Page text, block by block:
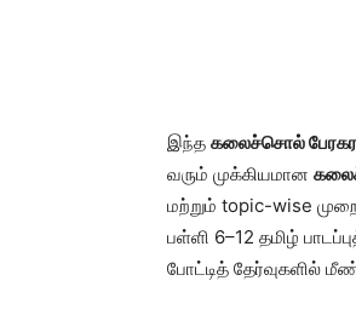
இந்த கலைச்சொல்
வரும் முக்கியமான
மற்றும் topic-wise
பள்ளி 6–12 தமிழ்
போட்டித் தேர்வுகளில்